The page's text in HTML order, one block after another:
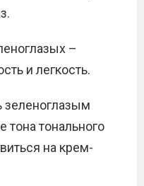
–
и легкость.
зеленоглазым
тонального
на крем-